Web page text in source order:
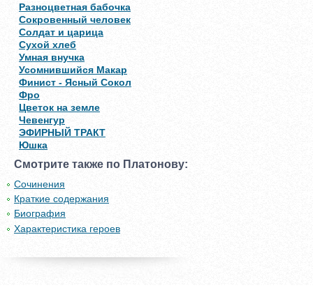
Разноцветная бабочка
Сокровенный человек
Солдат и царица
Сухой хлеб
Умная внучка
Усомнившийся Макар
Финист - Ясный Сокол
Фро
Цветок на земле
Чевенгур
ЭФИРНЫЙ ТРАКТ
Юшка
Смотрите также по Платонову:
Сочинения
Краткие содержания
Биография
Характеристика героев